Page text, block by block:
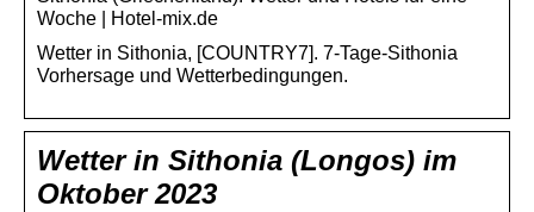
Woche | Hotel-mix.de
Wetter in Sithonia, [COUNTRY7]. 7-Tage-Sithonia
Vorhersage und Wetterbedingungen.
Wetter in Sithonia (Longos) im
Oktober 2023